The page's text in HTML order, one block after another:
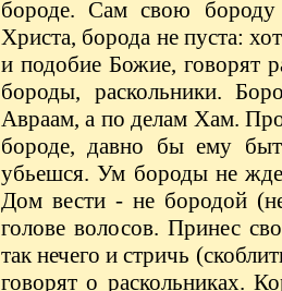
бороде. Сам свою бороду
Христа, борода не пуста:
и подобие Божие, говорят
бороды, раскольники.
Авраам, а по делам Хам.
бороде, давно бы ему
убьешся. Ум бороды не
Дом вести - не бородой
голове волосов. Принес
так нечего и стричь
говорят о раскольниках.